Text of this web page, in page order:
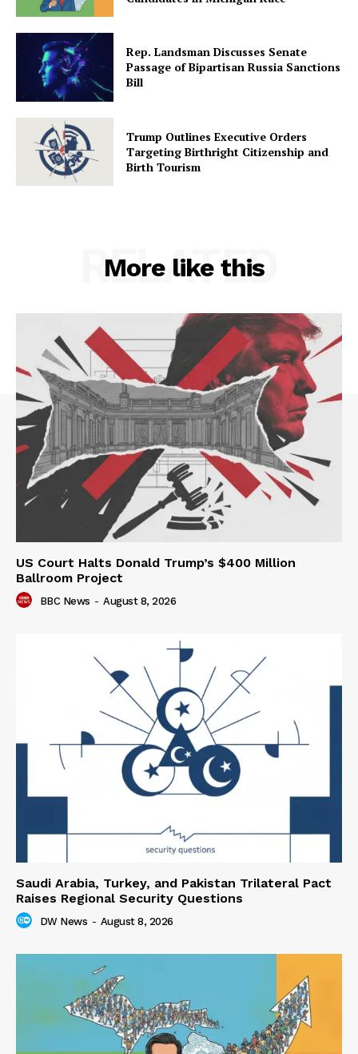
Rep. Landsman Discusses Senate
Passage of Bipartisan Russia Sanctions
Bill
Trump Outlines Executive Orders
Targeting Birthright Citizenship and
Birth Tourism
More like this
RELATED
US Court Halts Donald Trump’s $400 Million
Ballroom Project
BBC News - August 8, 2026
Saudi Arabia, Turkey, and Pakistan Trilateral Pact
Raises Regional Security Questions
DW News - August 8, 2026